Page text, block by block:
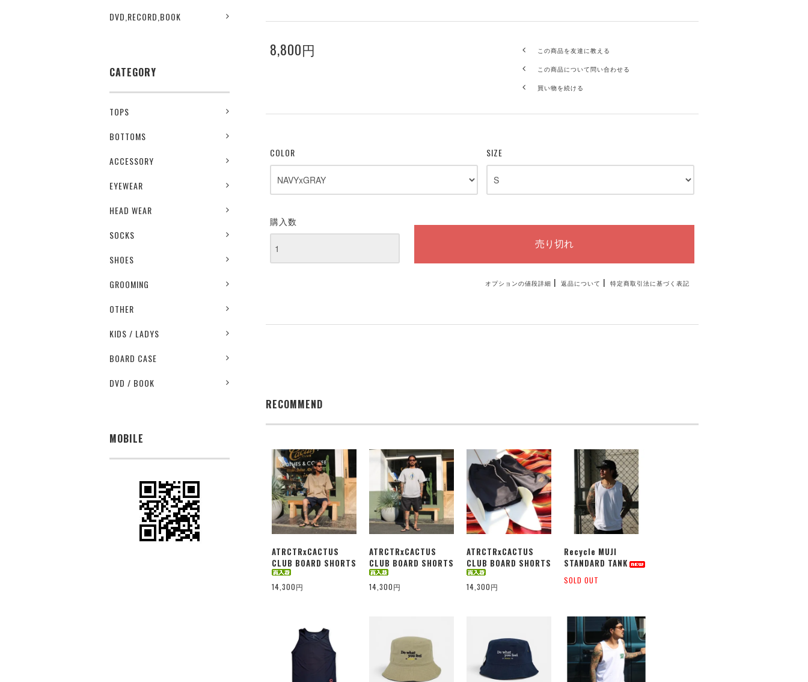
DVD,RECORD,BOOK
CATEGORY
TOPS
BOTTOMS
ACCESSORY
EYEWEAR
HEAD WEAR
SOCKS
SHOES
GROOMING
OTHER
KIDS / LADYS
BOARD CASE
DVD / BOOK
MOBILE
8,800円 この商品を友達に教える
この商品について問い合わせる
買い物を続ける
COLOR SIZE
購入数
オプションの値段詳細 | 返品について | 特定商取引法に基づく表記
RECOMMEND
ATRCTRxCACTUS
CLUB BOARD SHORTS
14,300円
ATRCTRxCACTUS
CLUB BOARD SHORTS
14,300円
ATRCTRxCACTUS
CLUB BOARD SHORTS
14,300円
Recycle MUJI
STANDARD TANK
SOLD OUT